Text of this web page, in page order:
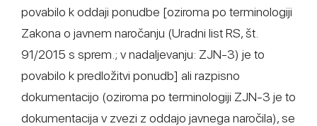
povabilo k oddaji ponudbe [oziroma po terminologiji
Zakona o javnem naročanju (Uradni list RS, št.
91/2015 s sprem.; v nadaljevanju: ZJN-3) je to
povabilo k predložitvi ponudb] ali razpisno
dokumentacijo (oziroma po terminologiji ZJN-3 je to
dokumentacija v zvezi z oddajo javnega naročila), se